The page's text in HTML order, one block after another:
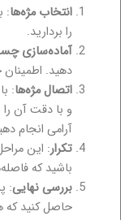
انتخاب مژه‌ها:
را بردارید.
آماده‌سازی
دهید.
اتصال مژه‌ها:
و با دقت آن
آرامی انجام
تکرار: این
باشید که
بررسی نهایی:
حاصل کنید که